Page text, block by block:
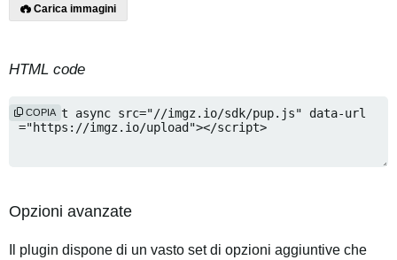
Carica immagini
HTML code
COPIA
Opzioni avanzate
Il plugin dispone di un vasto set di opzioni aggiuntive che